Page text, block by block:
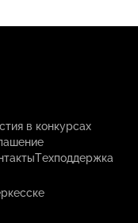
в конкурсах
Техподдержка